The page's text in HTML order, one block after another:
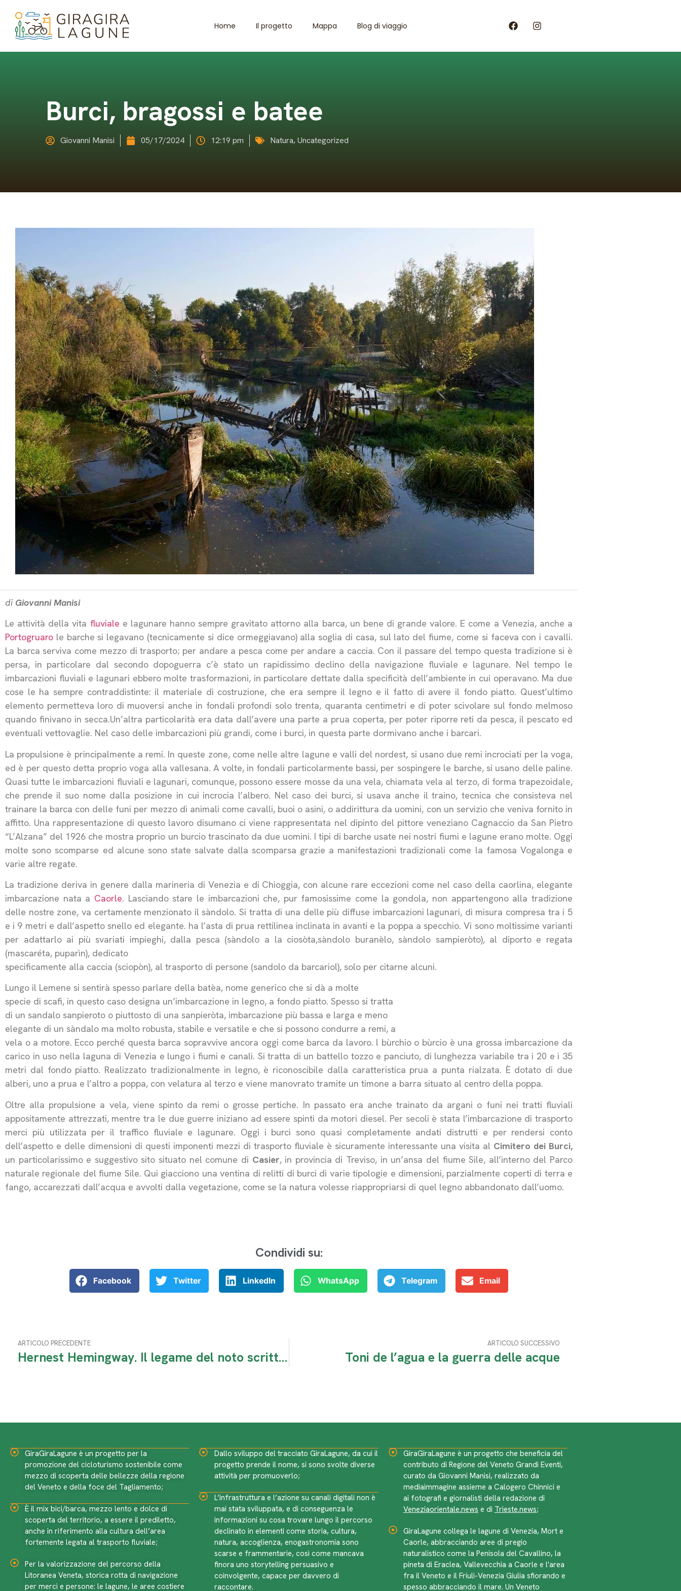
Home Il progetto Mappa Blog di viaggio
Burci, bragossi e batee
Giovanni Manisi 05/17/2024 12:19 pm Natura,Uncategorized
di Giovanni Manisi
Le attività della vita fluviale e lagunare hanno sempre gravitato attorno alla barca, un bene di grande valore. E come a Venezia, anche a
Portogruaro le barche si legavano (tecnicamente si dice ormeggiavano) alla soglia di casa, sul lato del fiume, come si faceva con i cavalli.
La barca serviva come mezzo di trasporto; per andare a pesca come per andare a caccia. Con il passare del tempo questa tradizione si è
persa, in particolare dal secondo dopoguerra c’è stato un rapidissimo declino della navigazione fluviale e lagunare. Nel tempo le
imbarcazioni fluviali e lagunari ebbero molte trasformazioni, in particolare dettate dalla specificità dell’ambiente in cui operavano. Ma due
cose le ha sempre contraddistinte: il materiale di costruzione, che era sempre il legno e il fatto di avere il fondo piatto. Quest’ultimo
elemento permetteva loro di muoversi anche in fondali profondi solo trenta, quaranta centimetri e di poter scivolare sul fondo melmoso
quando finivano in secca.Un’altra particolarità era data dall’avere una parte a prua coperta, per poter riporre reti da pesca, il pescato ed
eventuali vettovaglie. Nel caso delle imbarcazioni più grandi, come i burci, in questa parte dormivano anche i barcari.
La propulsione è principalmente a remi. In queste zone, come nelle altre lagune e valli del nordest, si usano due remi incrociati per la voga,
ed è per questo detta proprio voga alla vallesana. A volte, in fondali particolarmente bassi, per sospingere le barche, si usano delle paline.
Quasi tutte le imbarcazioni fluviali e lagunari, comunque, possono essere mosse da una vela, chiamata vela al terzo, di forma trapezoidale,
che prende il suo nome dalla posizione in cui incrocia l’albero. Nel caso dei burci, si usava anche il traino, tecnica che consisteva nel
trainare la barca con delle funi per mezzo di animali come cavalli, buoi o asini, o addirittura da uomini, con un servizio che veniva fornito in
affitto. Una rappresentazione di questo lavoro disumano ci viene rappresentata nel dipinto del pittore veneziano Cagnaccio da San Pietro
“L’Alzana” del 1926 che mostra proprio un burcio trascinato da due uomini. I tipi di barche usate nei nostri fiumi e lagune erano molte. Oggi
molte sono scomparse ed alcune sono state salvate dalla scomparsa grazie a manifestazioni tradizionali come la famosa Vogalonga e
varie altre regate.
La tradizione deriva in genere dalla marineria di Venezia e di Chioggia, con alcune rare eccezioni come nel caso della caorlina, elegante
imbarcazione nata a Caorle. Lasciando stare le imbarcazioni che, pur famosissime come la gondola, non appartengono alla tradizione
delle nostre zone, va certamente menzionato il sàndolo. Si tratta di una delle più diffuse imbarcazioni lagunari, di misura compresa tra i 5
e i 9 metri e dall’aspetto snello ed elegante. ha l’asta di prua rettilinea inclinata in avanti e la poppa a specchio. Vi sono moltissime varianti
per adattarlo ai più svariati impieghi, dalla pesca (sàndolo a la ciosòta,sàndolo buranèlo, sàndolo sampieròto), al diporto e regata
(mascaréta, puparìn), dedicato
specificamente alla caccia (sciopòn), al trasporto di persone (sandolo da barcariol), solo per citarne alcuni.
Lungo il Lemene si sentirà spesso parlare della batèa, nome generico che si dà a molte
specie di scafi, in questo caso designa un’imbarcazione in legno, a fondo piatto. Spesso si tratta
di un sandalo sanpieroto o piuttosto di una sanpieròta, imbarcazione più bassa e larga e meno
elegante di un sàndalo ma molto robusta, stabile e versatile e che si possono condurre a remi, a
vela o a motore. Ecco perché questa barca sopravvive ancora oggi come barca da lavoro. l bùrchio o bùrcio è una grossa imbarcazione da
carico in uso nella laguna di Venezia e lungo i fiumi e canali. Si tratta di un battello tozzo e panciuto, di lunghezza variabile tra i 20 e i 35
metri dal fondo piatto. Realizzato tradizionalmente in legno, è riconoscibile dalla caratteristica prua a punta rialzata. È dotato di due
alberi, uno a prua e l’altro a poppa, con velatura al terzo e viene manovrato tramite un timone a barra situato al centro della poppa.
Oltre alla propulsione a vela, viene spinto da remi o grosse pertiche. In passato era anche trainato da argani o funi nei tratti fluviali
appositamente attrezzati, mentre tra le due guerre iniziano ad essere spinti da motori diesel. Per secoli è stata l’imbarcazione di trasporto
merci più utilizzata per il traffico fluviale e lagunare. Oggi i burci sono quasi completamente andati distrutti e per rendersi conto
dell’aspetto e delle dimensioni di questi imponenti mezzi di trasporto fluviale è sicuramente interessante una visita al Cimitero dei Burci,
un particolarissimo e suggestivo sito situato nel comune di Casier, in provincia di Treviso, in un’ansa del fiume Sile, all’interno del Parco
naturale regionale del fiume Sile. Qui giacciono una ventina di relitti di burci di varie tipologie e dimensioni, parzialmente coperti di terra e
fango, accarezzati dall’acqua e avvolti dalla vegetazione, come se la natura volesse riappropriarsi di quel legno abbandonato dall’uomo.
Condividi su:
Facebook Twitter LinkedIn WhatsApp Telegram Email
ARTICOLO PRECEDENTE
Hernest Hemingway. Il legame del noto scrittore con il Veneto
ARTICOLO SUCCESSIVO
Toni de l’agua e la guerra delle acque
GiraGiraLagune è un progetto per la
promozione del cicloturismo sostenibile come
mezzo di scoperta delle bellezze della regione
del Veneto e della foce del Tagliamento;
È il mix bici/barca, mezzo lento e dolce di
scoperta del territorio, a essere il prediletto,
anche in riferimento alla cultura dell’area
fortemente legata al trasporto fluviale;
Per la valorizzazione del percorso della
Litoranea Veneta, storica rotta di navigazione
per merci e persone: le lagune, le aree costiere
Dallo sviluppo del tracciato GiraLagune, da cui il
progetto prende il nome, si sono svolte diverse
attività per promuoverlo;
L’infrastruttura e l’azione su canali digitali non è
mai stata sviluppata, e di conseguenza le
informazioni su cosa trovare lungo il percorso
declinato in elementi come storia, cultura,
natura, accoglienza, enogastronomia sono
scarse e frammentarie, così come mancava
finora uno storytelling persuasivo e
coinvolgente, capace per davvero di
raccontare.
GiraGiraLagune è un progetto che beneficia del
contributo di Regione del Veneto Grandi Eventi,
curato da Giovanni Manisi, realizzato da
mediaimmagine assieme a Calogero Chinnici e
ai fotografi e giornalisti della redazione di
Veneziaorientale.news e di Trieste.news;
GiraLagune collega le lagune di Venezia, Mort e
Caorle, abbracciando aree di pregio
naturalistico come la Penisola del Cavallino, la
pineta di Eraclea, Vallevecchia a Caorle e l'area
fra il Veneto e il Friuli-Venezia Giulia sfiorando e
spesso abbracciando il mare. Un Veneto